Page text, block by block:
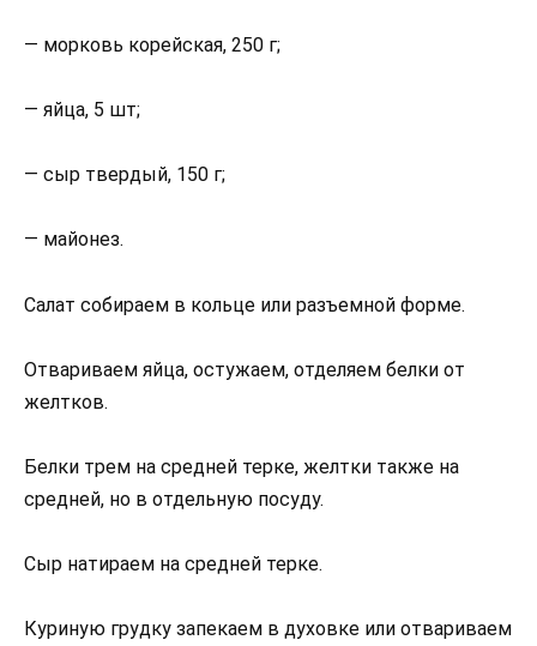
— морковь корейская, 250 г;
— яйца, 5 шт;
— сыр твердый, 150 г;
— майонез.
Салат собираем в кольце или разъемной форме.
Отвариваем яйца, остужаем, отделяем белки от
желтков.
Белки трем на средней терке, желтки также на
средней, но в отдельную посуду.
Сыр натираем на средней терке.
Куриную грудку запекаем в духовке или отвариваем